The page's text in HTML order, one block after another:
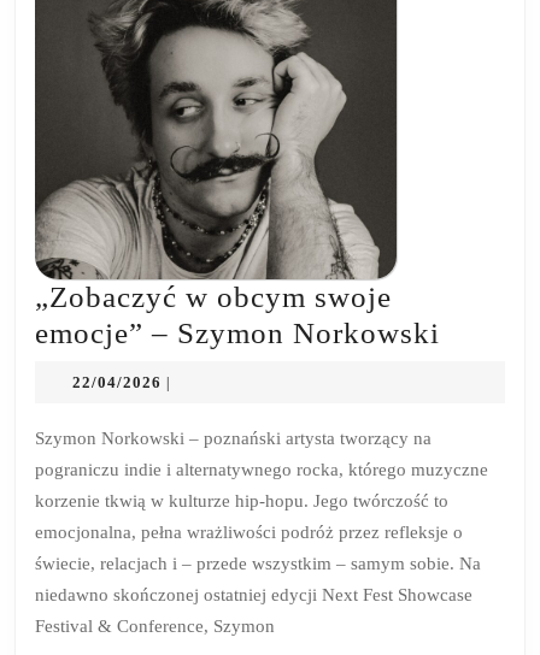
„Zobaczyć w obcym swoje
emocje” – Szymon Norkowski
–
22/04/2026 22/04/2026
Szymon Norkowski – poznański artysta tworzący na
pograniczu indie i alternatywnego rocka, którego muzyczne
korzenie tkwią w kulturze hip-hopu. Jego twórczość to
emocjonalna, pełna wrażliwości podróż przez refleksje o
świecie, relacjach i – przede wszystkim – samym sobie. Na
niedawno skończonej ostatniej edycji Next Fest Showcase
Festival & Conference, Szymon